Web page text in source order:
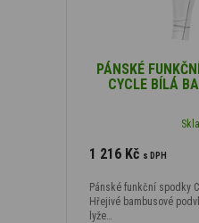
PÁNSKÉ
CYCLE BÍLÁ
1 216 Kč s DPH
Pánské funkční spodky
Hřejivé bambusové
lyže…